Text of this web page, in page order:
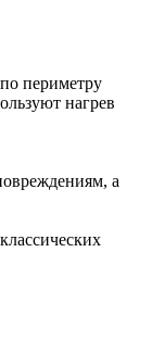
периметру
нагрев
а